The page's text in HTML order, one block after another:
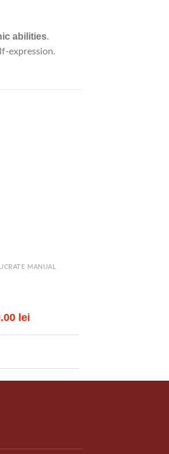
abilities.
expression.
MANUAL
lei